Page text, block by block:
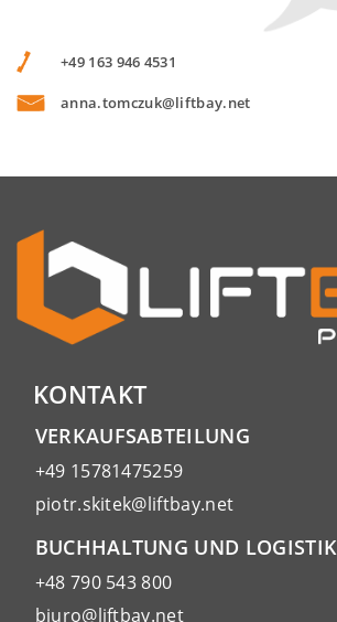
+49 163 946 4531
anna.tomczuk@liftbay.net
KONTAKT
VERKAUFSABTEILUNG
+49 15781475259
piotr.skitek@liftbay.net
BUCHHALTUNG UND LOGISTIK
+48 790 543 800
biuro@liftbay.net